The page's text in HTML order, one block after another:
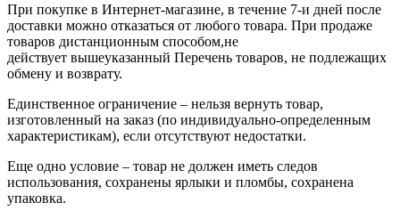
При покупке в Интернет-магазине, в течение 7-и дней после
доставки можно отказаться от любого товара. При продаже
товаров дистанционным способом,не
действует вышеуказанный Перечень товаров, не подлежащих
обмену и возврату.
Единственное ограничение – нельзя вернуть товар,
изготовленный на заказ (по индивидуально-определенным
характеристикам), если отсутствуют недостатки.
Еще одно условие – товар не должен иметь следов
использования, сохранены ярлыки и пломбы, сохранена
упаковка.